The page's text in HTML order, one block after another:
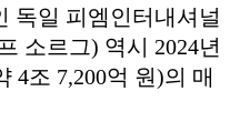
독일 피엠인터내셔널
소르그) 역시 2024년
4조 7,200억 원)의 매